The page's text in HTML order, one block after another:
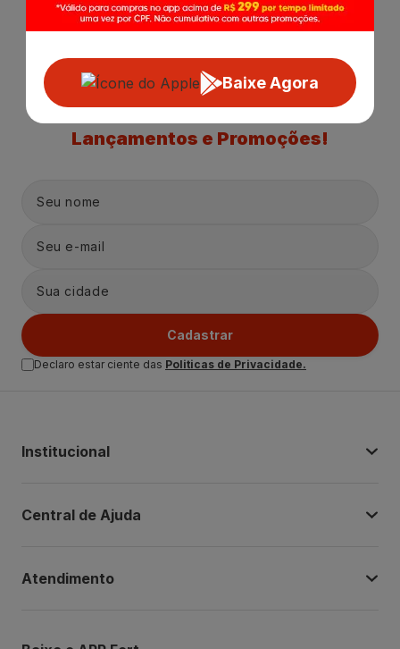
Baixe Agora
Receba nossasNovidades,
Lançamentos e Promoções!
Cadastrar
Declaro estar ciente das Politicas de Privacidade.
Institucional
Central de Ajuda
Atendimento